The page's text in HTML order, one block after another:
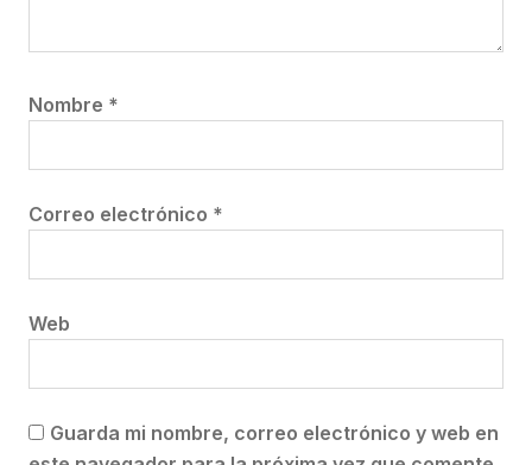
Nombre *
Correo electrónico *
Web
Guarda mi nombre, correo electrónico y web en